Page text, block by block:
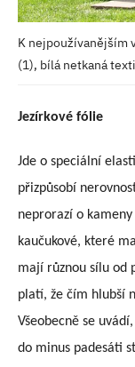
K nejpoužívanějším
(1), bílá netkaná
Jezírkové fólie
Jde o speciální
přizpůsobí
neprorazí o
kaučukové, které
mají různou sílu od
platí, že čím hlubší
Všeobecně se
do minus padesáti